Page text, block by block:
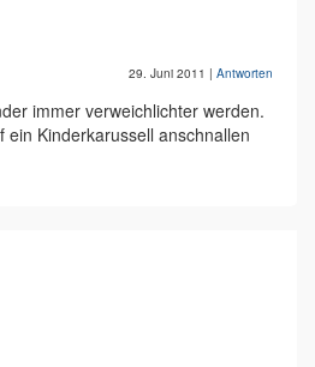
29. Juni 2011 | Antworten
immer verweichlichter werden.
ein Kinderkarussell anschnallen